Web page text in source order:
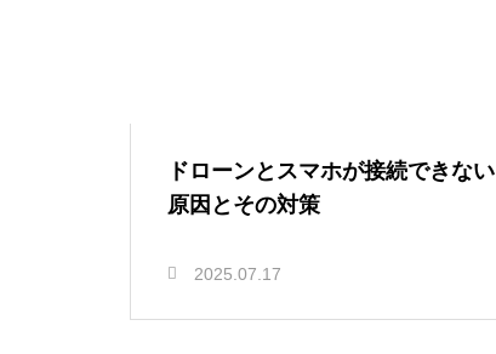
ドローンとスマホが接続できない
原因とその対策
2025.07.17